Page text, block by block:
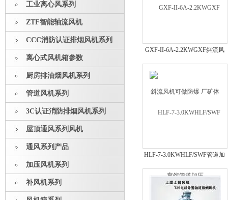
工业离心风系列
ZTF智能轴流风机
CCC消防认证排烟风机系列
离心式风机箱参数
厨房排油烟风机系列
管道风机系列
3C认证消防排烟风机系列
屋顶通风系列风机
通风系列产品
加压风机系列
补风机系列
GXF-II-6A-2.2KWGXF斜流风
机可做防爆 厂矿体育馆管道加
HLF-7-3.0KWHLF/SWF管道加
压送排风机 防腐防爆玻璃钢制